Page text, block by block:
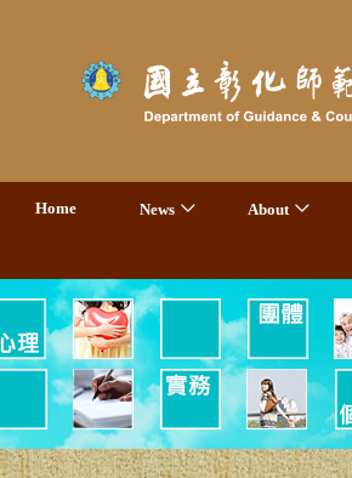
Home News About